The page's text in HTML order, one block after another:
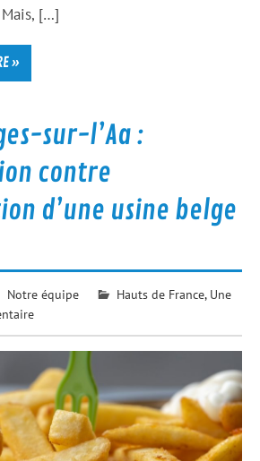
[…]
»
sur-l’Aa :
contre
d’une usine belge
Notre équipe Hauts de France, Une